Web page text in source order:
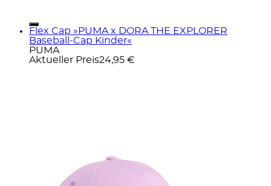
Flex Cap »PUMA x DORA THE EXPLORER
Baseball-Cap Kinder«
PUMA
Aktueller Preis24,95 €